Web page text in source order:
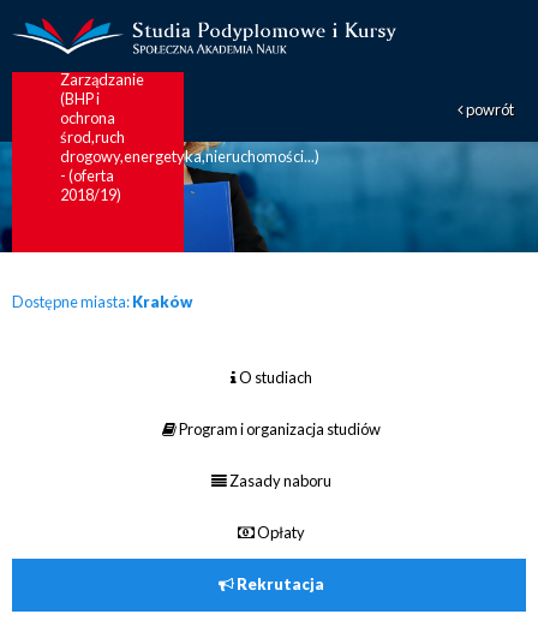
powrót
NOWOŚĆ
!!!
Zarządzanie
(BHP i
ochrona
środ,ruch
drogowy,energetyka,nieruchomości...)
- (oferta
2018/19)
Dostępne miasta:Kraków
O studiach
Program i organizacja studiów
Zasady naboru
Opłaty
Rekrutacja